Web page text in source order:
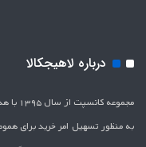
درباره لاهیجکالا
به منظور تسهیل امر خرید برای